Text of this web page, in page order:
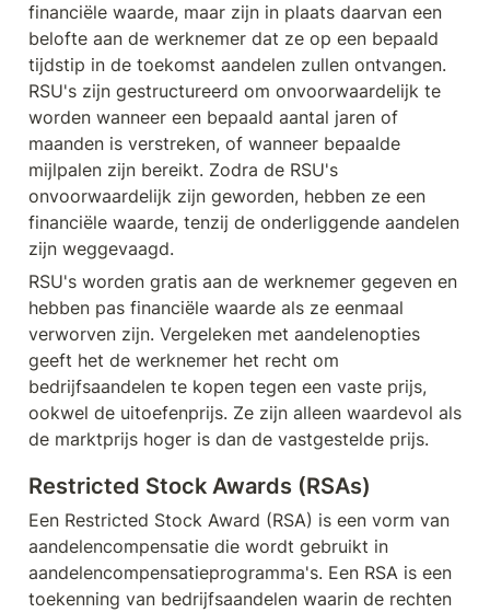
financiële waarde, maar zijn in plaats daarvan een
belofte aan de werknemer dat ze op een bepaald
tijdstip in de toekomst aandelen zullen ontvangen.
RSU's zijn gestructureerd om onvoorwaardelijk te
worden wanneer een bepaald aantal jaren of
maanden is verstreken, of wanneer bepaalde
mijlpalen zijn bereikt. Zodra de RSU's
onvoorwaardelijk zijn geworden, hebben ze een
financiële waarde, tenzij de onderliggende aandelen
zijn weggevaagd.
RSU's worden gratis aan de werknemer gegeven en
hebben pas financiële waarde als ze eenmaal
verworven zijn. Vergeleken met aandelenopties
geeft het de werknemer het recht om
bedrijfsaandelen te kopen tegen een vaste prijs,
ookwel de uitoefenprijs. Ze zijn alleen waardevol als
de marktprijs hoger is dan de vastgestelde prijs.
Restricted Stock Awards (RSAs)
Een Restricted Stock Award (RSA) is een vorm van
aandelencompensatie die wordt gebruikt in
aandelencompensatieprogramma's. Een RSA is een
toekenning van bedrijfsaandelen waarin de rechten